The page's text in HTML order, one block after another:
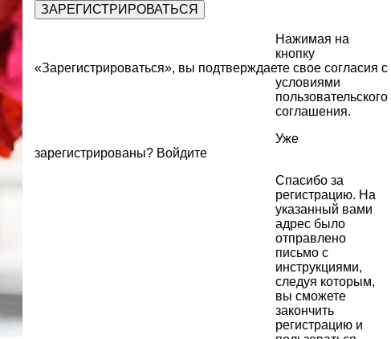
Нажимая на
кнопку
«Зарегистрироваться», вы подтверждаете свое согласия с
условиями
пользовательского
соглашения.
Уже
зарегистрированы? Войдите
Спасибо за
регистрацию. На
указанный вами
адрес было
отправлено
письмо с
инструкциями,
следуя которым,
вы сможете
закончить
регистрацию и